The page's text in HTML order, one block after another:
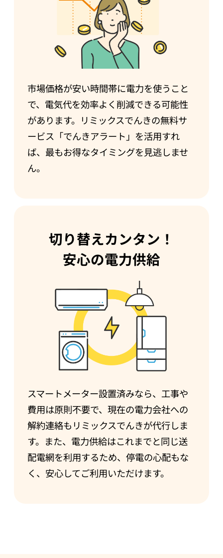
市場価格が安い時間帯に電力を使うこと
で、電気代を効率よく削減できる可能性
があります。リミックスでんきの無料サ
ービス「でんきアラート」を活用すれ
ば、最もお得なタイミングを見逃しませ
ん。
切り替えカンタン！
安心の電力供給
スマートメーター設置済みなら、工事や
費用は原則不要で、現在の電力会社への
解約連絡もリミックスでんきが代行しま
す。また、電力供給はこれまでと同じ送
配電網を利用するため、停電の心配もな
く、安心してご利用いただけます。